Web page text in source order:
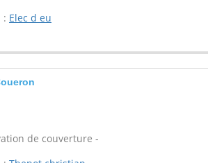
: Elec d eu
de couverture -